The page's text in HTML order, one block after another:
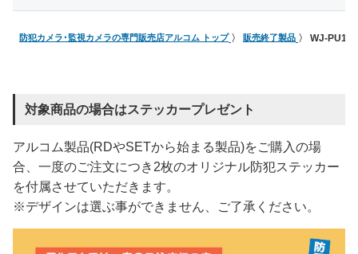
防犯カメラ･監視カメラの専門販売店アルコム トップ 販売終了製品 WJ-
対象商品の場合はステッカープレゼント
アルコム製品(RDやSETから始まる製品)をご購入の場
合、一度のご注文につき2枚のオリジナル防犯ステッカー
を付属させていただきます。
※デザインは選ぶ事ができません、ご了承ください。